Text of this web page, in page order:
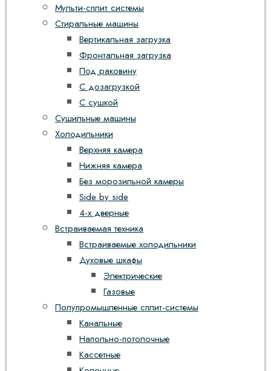
Мульти-сплит системы
Стиральные машины
Вертикальная загрузка
Фронтальная загрузка
Под раковину
С дозагрузкой
С сушкой
Сушильные машины
Холодильники
Верхняя камера
Нижняя камера
Без морозильной камеры
Side by side
4-х дверные
Встраиваемая техника
Встраиваемые холодильники
Духовые шкафы
Электрические
Газовые
Полупромышленные сплит-системы
Канальные
Напольно-потолочные
Кассетные